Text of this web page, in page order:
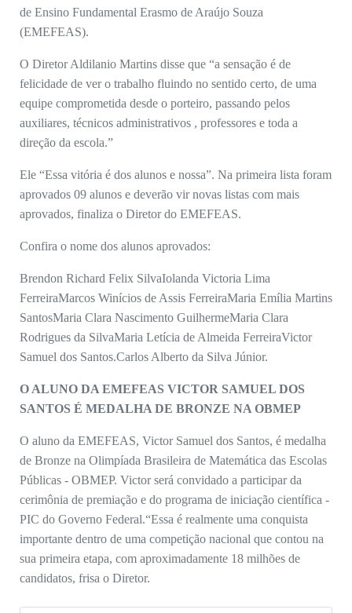
de Ensino Fundamental Erasmo de Araújo Souza
(EMEFEAS).
O Diretor Aldilanio Martins disse que “a sensação é de
felicidade de ver o trabalho fluindo no sentido certo, de uma
equipe comprometida desde o porteiro, passando pelos
auxiliares, técnicos administrativos , professores e toda a
direção da escola.”
Ele “Essa vitória é dos alunos e nossa”. Na primeira lista foram
aprovados 09 alunos e deverão vir novas listas com mais
aprovados, finaliza o Diretor do EMEFEAS.
Confira o nome dos alunos aprovados:
Brendon Richard Felix SilvaIolanda Victoria Lima
FerreiraMarcos Winícios de Assis FerreiraMaria Emília Martins
SantosMaria Clara Nascimento GuilhermeMaria Clara
Rodrigues da SilvaMaria Letícia de Almeida FerreiraVictor
Samuel dos Santos.Carlos Alberto da Silva Júnior.
O ALUNO DA EMEFEAS VICTOR SAMUEL DOS
SANTOS É MEDALHA DE BRONZE NA OBMEP
O aluno da EMEFEAS, Victor Samuel dos Santos, é medalha
de Bronze na Olimpíada Brasileira de Matemática das Escolas
Públicas - OBMEP. Victor será convidado a participar da
cerimônia de premiação e do programa de iniciação científica -
PIC do Governo Federal.“Essa é realmente uma conquista
importante dentro de uma competição nacional que contou na
sua primeira etapa, com aproximadamente 18 milhões de
candidatos, frisa o Diretor.